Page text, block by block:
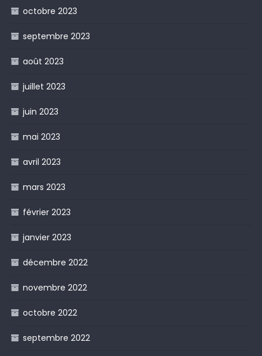
octobre 2023
septembre 2023
août 2023
juillet 2023
juin 2023
mai 2023
avril 2023
mars 2023
février 2023
janvier 2023
décembre 2022
novembre 2022
octobre 2022
septembre 2022